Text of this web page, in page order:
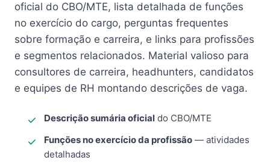
oficial do CBO/MTE, lista detalhada de funções
no exercício do cargo, perguntas frequentes
sobre formação e carreira, e links para profissões
e segmentos relacionados. Material valioso para
consultores de carreira, headhunters, candidatos
e equipes de RH montando descrições de vaga.
Descrição sumária oficial do CBO/MTE
Funções no exercício da profissão — atividades
detalhadas